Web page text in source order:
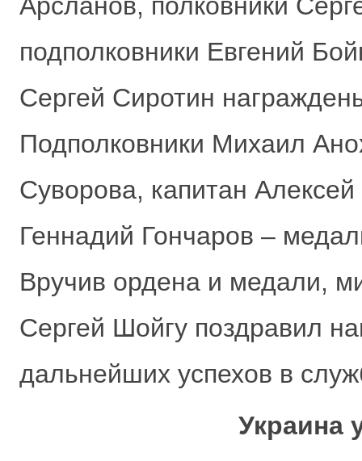
подполковники Евгений
Сергей Сиротин
Подполковники Михаил
Суворова, капитан
Геннадий Гончаров –
Вручив ордена и медали,
Сергей Шойгу поздравил
дальнейших успехов в
Украина